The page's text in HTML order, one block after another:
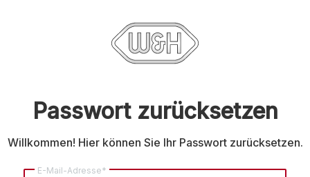
Passwort zurücksetzen
Willkommen! Hier können Sie Ihr Passwort zurücksetzen.
E-Mail-Adresse*